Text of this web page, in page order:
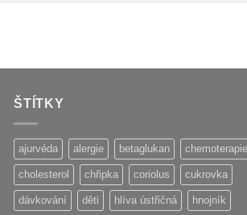
ŠTÍTKY
ajurvéda alergie betaglukan chemoterapie
cholesterol chřipka coriolus cukrovka
dávkování děti hlíva ústřičná hnojník